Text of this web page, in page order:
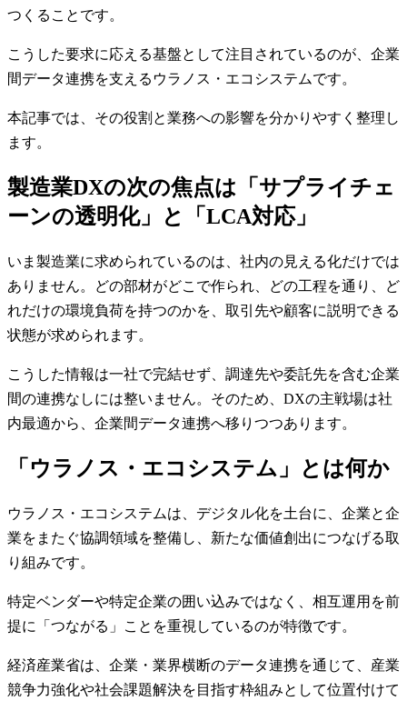
つくることです。
こうした要求に応える基盤として注目されているのが、企業
間データ連携を支えるウラノス・エコシステムです。
本記事では、その役割と業務への影響を分かりやすく整理し
ます。
製造業DXの次の焦点は「サプライチェ
ーンの透明化」と「LCA対応」
いま製造業に求められているのは、社内の見える化だけでは
ありません。どの部材がどこで作られ、どの工程を通り、ど
れだけの環境負荷を持つのかを、取引先や顧客に説明できる
状態が求められます。
こうした情報は一社で完結せず、調達先や委託先を含む企業
間の連携なしには整いません。そのため、DXの主戦場は社
内最適から、企業間データ連携へ移りつつあります。
「ウラノス・エコシステム」とは何か
ウラノス・エコシステムは、デジタル化を土台に、企業と企
業をまたぐ協調領域を整備し、新たな価値創出につなげる取
り組みです。
特定ベンダーや特定企業の囲い込みではなく、相互運用を前
提に「つながる」ことを重視しているのが特徴です。
経済産業省は、企業・業界横断のデータ連携を通じて、産業
競争力強化や社会課題解決を目指す枠組みとして位置付けて